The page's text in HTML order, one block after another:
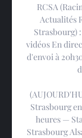
RCSA
Actualités
Strasbourg)
vidéos En
d'envoi à
Strasbourg
heures —
Strasbourg